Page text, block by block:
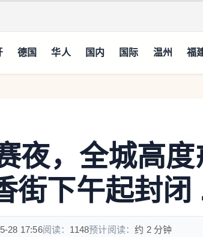
德国 华人 国内 国际 温州 福
夜，全城高
街下午起封闭
28 17:56阅读： 1148预计阅读：约 2 分钟